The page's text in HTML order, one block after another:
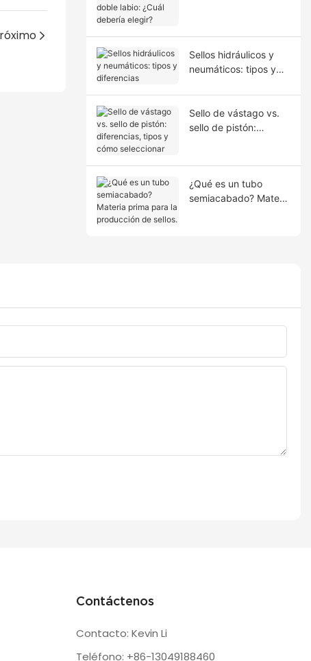
Sellos hidráulicos y
neumáticos: tipos y
Sello de vástago vs.
sello de pistón:
¿Qué es un tubo
semiacabado? Materia
Contáctenos
Contacto: Kevin Li
Teléfono: +86-13049188460